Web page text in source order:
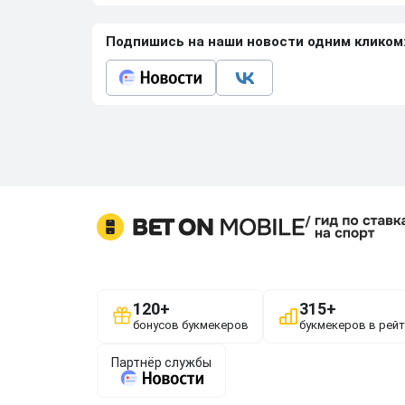
Подпишись на наши новости одним